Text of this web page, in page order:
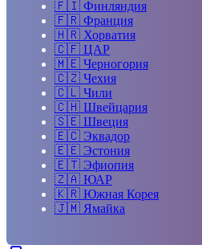
🇫🇮 Финляндия
🇫🇷 Франция
🇭🇷 Хорватия
🇨🇫 ЦАР
🇲🇪 Черногория
🇨🇿 Чехия
🇨🇱 Чили
🇨🇭 Швейцария
🇸🇪 Швеция
🇪🇨 Эквадор
🇪🇪 Эстония
🇪🇹 Эфиопия
🇿🇦 ЮАР
🇰🇷 Южная Корея
🇯🇲 Ямайка